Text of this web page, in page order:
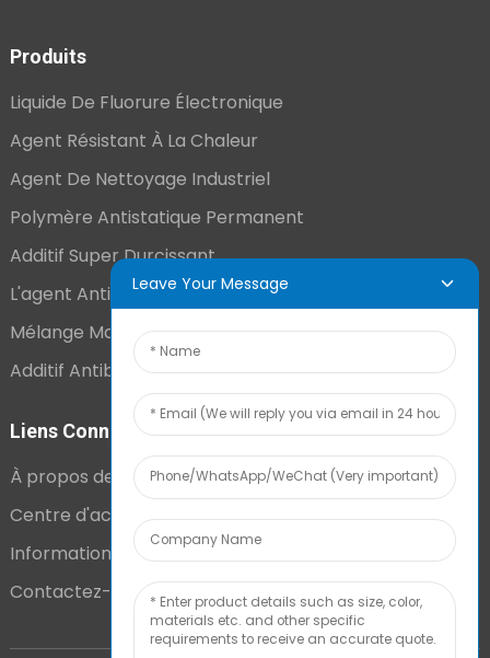
Produits
Liquide De Fluorure Électronique
Agent Résistant À La Chaleur
Agent De Nettoyage Industriel
Polymère Antistatique Permanent
Additif Super Durcissant
L'agent Antistatique Longue Durée
Mélange Maître VCI
Additif Antibuée Ajouté En Interne
Liens Connexes
À propos de nous
Centre d'actualités
Informations techniques
Contactez-nous
Leave Your Message